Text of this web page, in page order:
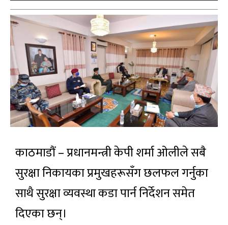
काठमाडौं – प्रधानमन्त्री केपी शर्मा ओलीले सबै
सुरक्षा निकायका प्रमुखहरूसँग छलफल गर्नुका
साथै सुरक्षा व्यवस्था कडा पार्न निर्देशन समेत
दिएका छन्।